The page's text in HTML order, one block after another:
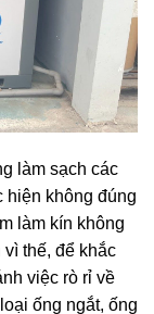
làm sạch các
hiện không đúng
làm kín không
thế, để khắc
việc rò rỉ về
ống ngắt, ống